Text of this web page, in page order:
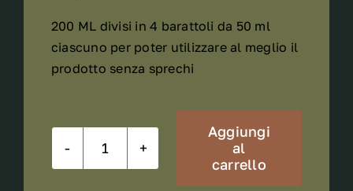
200 ML divisi in 4 barattoli da 50 ml
ciascuno per poter utilizzare al meglio il
prodotto senza sprechi
Gommage
Aggiungi
al
carrello